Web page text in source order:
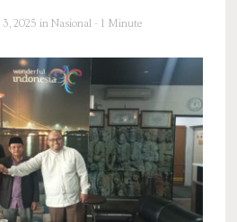
2025 in Nasional - 1 Minute